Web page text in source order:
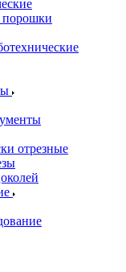
порошки
отрезные